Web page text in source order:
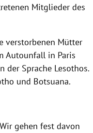
Mitglieder des
verstorbenen Mütter
Autounfall in Paris
der Sprache Lesothos.
und Botsuana.
gehen fest davon